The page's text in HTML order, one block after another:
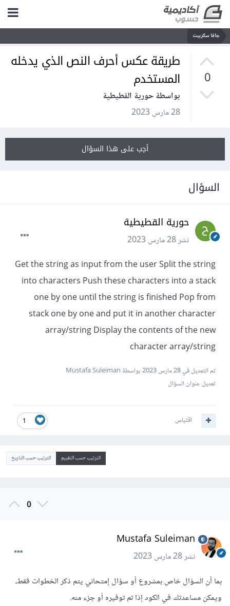
جافا سكريبت
0
طريقة عكس أحرف النص الذي يدخله
المستخدم
بواسطة حورية القطيطية
28 مارس 2023
أجب على هذا السؤال
السؤال
حورية القطيطية
نشر28 مارس 2023
Get the string as input from the user Split the string
into characters Push these characters into a stack
one by one until the string is finished Pop from
stack one by one and put it in another character
array/string Display the contents of the new
character array/string
تم التعديل في28 مارس 2023
بواسطة Mustafa Suleiman
تعديل عنوان السؤال
1 اقتباس
الترتيب حسب التقييم الترتيب حسب التاريخ
0
Mustafa Suleiman
نشر28 مارس 2023
بما أن السؤال خاص بمشروع أو سؤال إمتحاني يتم ذكر الخطوات فقط،
ويمكن مساعدتك في الكود إذا تم توفيره أو جزء منه.